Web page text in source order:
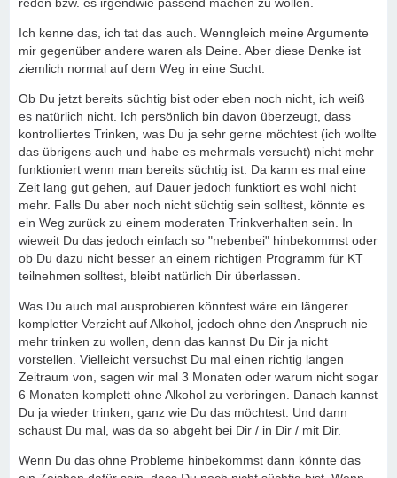
Ich kenne das, ich tat das auch. Wenngleich meine Argumente
mir gegenüber andere waren als Deine. Aber diese Denke ist
ziemlich normal auf dem Weg in eine Sucht.
Ob Du jetzt bereits süchtig bist oder eben noch nicht, ich weiß
es natürlich nicht. Ich persönlich bin davon überzeugt, dass
kontrolliertes Trinken, was Du ja sehr gerne möchtest (ich wollte
das übrigens auch und habe es mehrmals versucht) nicht mehr
funktioniert wenn man bereits süchtig ist. Da kann es mal eine
Zeit lang gut gehen, auf Dauer jedoch funktiort es wohl nicht
mehr. Falls Du aber noch nicht süchtig sein solltest, könnte es
ein Weg zurück zu einem moderaten Trinkverhalten sein. In
wieweit Du das jedoch einfach so "nebenbei" hinbekommst oder
ob Du dazu nicht besser an einem richtigen Programm für KT
teilnehmen solltest, bleibt natürlich Dir überlassen.
Was Du auch mal ausprobieren könntest wäre ein längerer
kompletter Verzicht auf Alkohol, jedoch ohne den Anspruch nie
mehr trinken zu wollen, denn das kannst Du Dir ja nicht
vorstellen. Vielleicht versuchst Du mal einen richtig langen
Zeitraum von, sagen wir mal 3 Monaten oder warum nicht sogar
6 Monaten komplett ohne Alkohol zu verbringen. Danach kannst
Du ja wieder trinken, ganz wie Du das möchtest. Und dann
schaust Du mal, was da so abgeht bei Dir / in Dir / mit Dir.
Wenn Du das ohne Probleme hinbekommst dann könnte das